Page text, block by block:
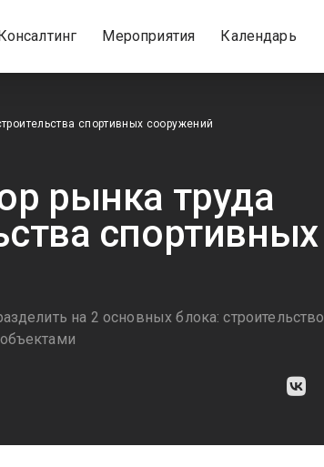
Мероприятия Календарь
спортивных сооружений
рынка труда
спортивных
на 2 основных блока: строительство